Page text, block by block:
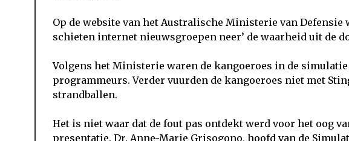
Op de website van het Australische Ministerie van Defensie
schieten internet nieuwsgroepen neer’ de waarheid uit de
Volgens het Ministerie waren de kangoeroes in de
programmeurs. Verder vuurden de kangoeroes niet met
strandballen.
Het is niet waar dat de fout pas ontdekt werd voor het oog
presentatie. Dr. Anne-Marie Grisogono, hoofd van de